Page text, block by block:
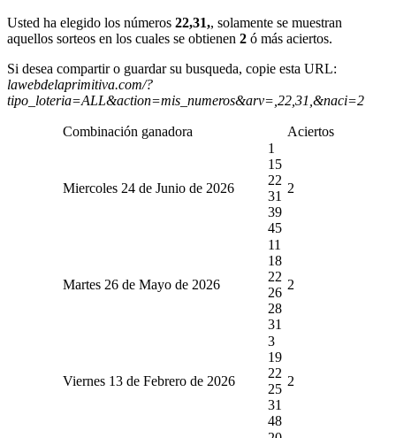
Usted ha elegido los números 22,31,, solamente se muestran
aquellos sorteos en los cuales se obtienen 2 ó más aciertos.
Si desea compartir o guardar su busqueda, copie esta URL:
lawebdelaprimitiva.com/?
tipo_loteria=ALL&action=mis_numeros&arv=,22,31,&naci=2
Combinación ganadora Aciertos
Miercoles 24 de Junio de 2026
1
15
22
31
39
45
2
Martes 26 de Mayo de 2026
11
18
22
26
28
31
2
Viernes 13 de Febrero de 2026
3
19
22
25
31
48
2